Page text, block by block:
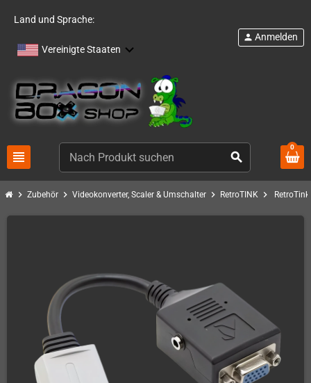
Land und Sprache:
Vereinigte Staaten
view_headline search
person Anmelden
0
chevron_right Zubehör chevron_right Videokonverter, Scaler & Umschalter chevron_right RetroTINK chevron_right